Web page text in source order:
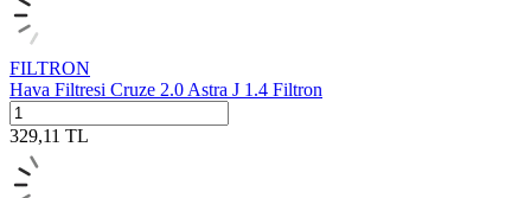
FILTRON
Hava Filtresi Cruze 2.0 Astra J 1.4 Filtron
329,11 TL